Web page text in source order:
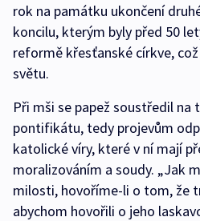
rok na památku ukončení
koncilu, kterým byly před 50
reformě křesťanské církve,
světu.
Při mši se papež soustředil
pontifikátu, tedy projevům
katolické víry, které v ní mají
moralizováním a soudy. „Jak
milosti, hovoříme-li o tom, že
abychom hovořili o jeho